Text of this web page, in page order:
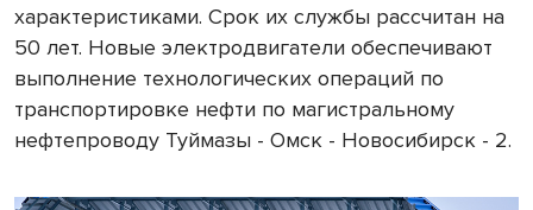
характеристиками. Срок их службы рассчитан на
50 лет. Новые электродвигатели обеспечивают
выполнение технологических операций по
транспортировке нефти по магистральному
нефтепроводу Туймазы - Омск - Новосибирск - 2.